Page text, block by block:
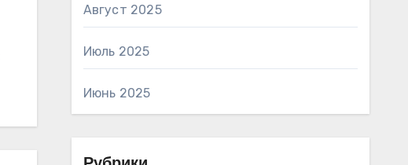
Август 2025
Июль 2025
Июнь 2025